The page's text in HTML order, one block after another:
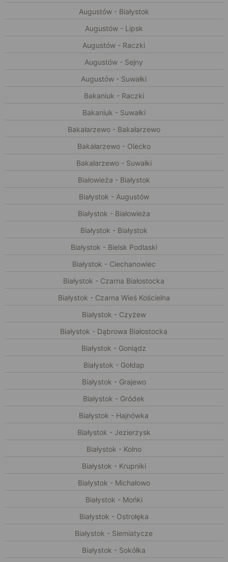
Augustów - Białystok
Augustów - Lipsk
Augustów - Raczki
Augustów - Sejny
Augustów - Suwałki
Bakaniuk - Raczki
Bakaniuk - Suwałki
Bakałarzewo - Bakałarzewo
Bakałarzewo - Olecko
Bakałarzewo - Suwałki
Białowieża - Białystok
Białystok - Augustów
Białystok - Białowieża
Białystok - Białystok
Białystok - Bielsk Podlaski
Białystok - Ciechanowiec
Białystok - Czarna Białostocka
Białystok - Czarna Wieś Kościelna
Białystok - Czyżew
Białystok - Dąbrowa Białostocka
Białystok - Goniądz
Białystok - Gołdap
Białystok - Grajewo
Białystok - Gródek
Białystok - Hajnówka
Białystok - Jezierzysk
Białystok - Kolno
Białystok - Krupniki
Białystok - Michałowo
Białystok - Mońki
Białystok - Ostrołęka
Białystok - Siemiatycze
Białystok - Sokółka